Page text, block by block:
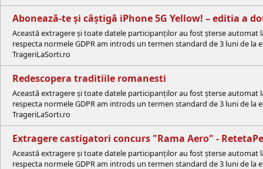
Abonează-te și câștigă iPhone 5G Yellow! – editia a
Această extragere și toate datele participanților au fost șterse
respecta normele GDPR am introds un termen standard de 3 luni de
TrageriLaSorti.ro
Redescopera traditiile romanesti
Această extragere și toate datele participanților au fost șterse
respecta normele GDPR am introds un termen standard de 3 luni de
TrageriLaSorti.ro
Extragere castigatori concurs "Rama Aero" -
Această extragere și toate datele participanților au fost șterse
respecta normele GDPR am introds un termen standard de 3 luni de